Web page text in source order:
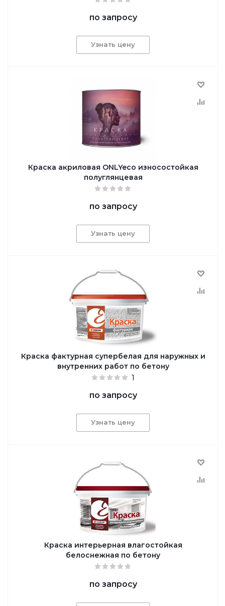
по запросу
Узнать цену
Краска акриловая ONLYeco износостойкая
полуглянцевая
по запросу
Узнать цену
Краска фактурная супербелая для наружных и
внутренних работ по бетону
1
по запросу
Узнать цену
Краска интерьерная влагостойкая
белоснежная по бетону
по запросу